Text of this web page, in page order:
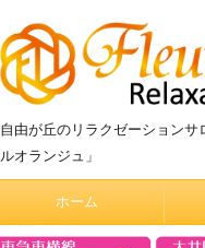
自由が丘のリラクゼーション
ルオランジュ」
ホーム